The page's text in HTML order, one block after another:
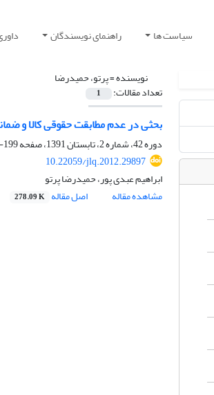
سیاست ها راهنمای نویسندگان
نویسنده =پرتو، حمیدرضا
تعداد مقالات: 1
بحثی در عدم مطابقت حقوقی کالا و
دوره 42، شماره 2، تابستان 1391، صفحه
199-215
10.22059/jlq.2012.29897
ابراهیم عبدی پور، حمیدرضا پرتو
مشاهده مقاله
اصل مقاله 278.09 K